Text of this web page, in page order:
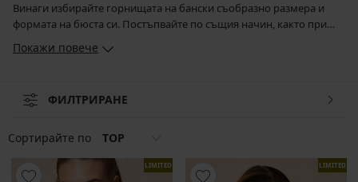
Винаги избирайте горнищата на бански съобразно размера и
формата на бюста си. Постъпвайте по същия начин, както при
ще я намерите в асортимента ни с бански. По-големия бюст
малък бюст е подходящ асортиментът от Push-Up модели или
слънчевите бани, обърнете внимание на презрамките, които
Покажи повече
ФИЛТРИРАНЕ
Сортирайте по TOP
LIMITED LIMITED